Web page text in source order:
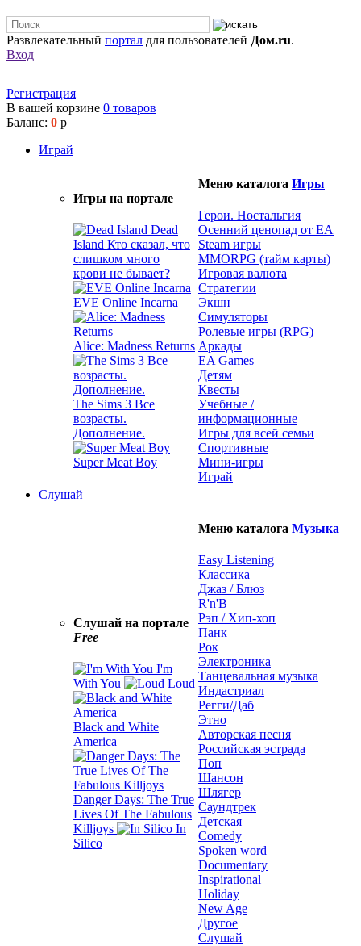
Развлекательный портал для пользователей Дом.ru.
Вход
Регистрация
В вашей корзине 0 товаров
Баланс: 0 р
Играй
Игры на портале
Dead
Island Кто сказал, что
слишком много
крови не бывает?
EVE Online Incarna
Alice: Madness Returns
The Sims 3 Все
возрасты.
Дополнение.
Super Meat Boy
Меню каталога Игры
Герои. Ностальгия
Осенний ценопад от EA
Steam игры
MMORPG (тайм карты)
Игровая валюта
Стратегии
Экшн
Симуляторы
Ролевые игры (RPG)
Аркады
EA Games
Детям
Квесты
Учебные /
информационные
Игры для всей семьи
Спортивные
Мини-игры
Играй
Слушай
Слушай на портале
Free
I'm
With You
Loud
Black and White
America
Danger Days: The True
Lives Of The Fabulous
Killjoys
In
Silico
Меню каталога Музыка
Easy Listening
Классика
Джаз / Блюз
R'n'B
Рэп / Хип-хоп
Панк
Рок
Электроника
Танцевальная музыка
Индастриал
Регги/Даб
Этно
Авторская песня
Российская эстрада
Поп
Шансон
Шлягер
Саундтрек
Детская
Comedy
Spoken word
Documentary
Inspirational
Holiday
New Age
Другое
Слушай